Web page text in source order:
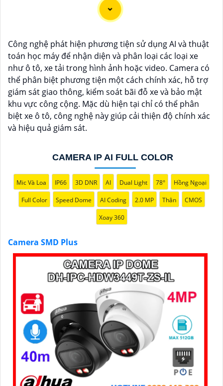
Camera SMD Plus là dòng camera chính hãng được
trang bị công nghệ hình ảnh mang đến chất lượng
trong điều kiện ánh sáng yếu và tầm nhìn xa, SMD Plus
giúp bạn giám sát an ninh hiệu quả. Camera có thiết
kế thông minh dễ dàng lắp đặt và sử dụng. Camera
SMD Plus là lựa chọn lý tưởng cho các hệ thống an
ninh gia đình và doanh nghiệp.
Công nghệ phát hiện phương tiện sử dụng AI và thuật
toán học máy để nhận diện và phân loại các loại xe
như ô tô, xe tải trong hình ảnh hoặc video. Camera có
thể phân biệt phương tiện một cách chính xác, hỗ trợ
giám sát giao thông, kiểm soát bãi đỗ xe và bảo mật
khu vực công cộng. Mặc dù hiện tại chỉ có thể phân
biệt xe ô tô, công nghệ này giúp cải thiện độ chính xác
và hiệu quả giám sát.
CAMERA IP AI FULL COLOR
Mic Và Loa IP66 3D DNR AI Dual Light 78° Hồng Ngoại
Full Color Speed Dome AI Coding 2.0 MP Thân CMOS
Xoay 360
Camera SMD Plus